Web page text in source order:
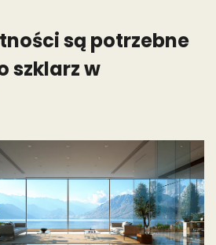
są potrzebne
szklarz w